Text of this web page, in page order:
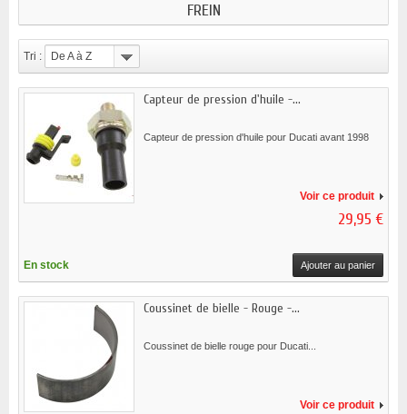
FREIN
Tri : De A à Z
Capteur de pression d'huile -...
Capteur de pression d'huile pour Ducati avant 1998
Voir ce produit
29,95 €
En stock Ajouter au panier
Coussinet de bielle - Rouge -...
Coussinet de bielle rouge pour Ducati...
Voir ce produit